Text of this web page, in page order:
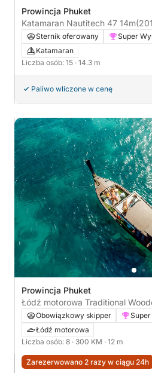
Prowincja Phuket
Katamaran Nautitech 47 14m
Sternik oferowany
Super
Katamaran
Liczba osób: 15 · 14.3 m
Paliwo wliczone w cenę
Prowincja Phuket
Łódź motorowa Traditional
Long-tail 300KM
Obowiązkowy skipper
Łódź motorowa
Liczba osób: 8 · 300 KM · 12 m
Zarezerwowano 2 razy w ciągu 24h